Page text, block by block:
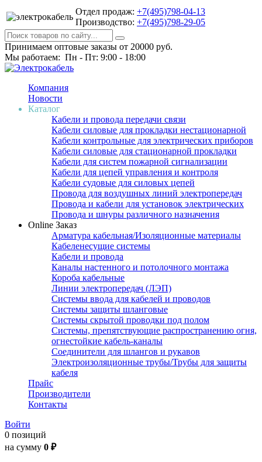
Отдел продаж: +7(495)798-04-13
Производство: +7(495)798-29-05
Принимаем оптовые заказы от 20000 руб.
Мы работаем: Пн - Пт: 9:00 - 18:00
Компания
Новости
Каталог
Кабели и провода передачи связи
Кабели силовые для прокладки нестационарной
Кабели контрольные для электрических приборов
Кабели силовые для стационарной прокладки
Кабели для систем пожарной сигнализации
Кабели для цепей управления и контроля
Кабели судовые для силовых цепей
Провода для воздушных линий электропередач
Провода и кабели для установок электрических
Провода и шнуры различного назначения
Online Заказ
Арматура кабельная/Изоляционные материалы
Кабеленесущие системы
Кабели и провода
Каналы настенного и потолочного монтажа
Короба кабельные
Линии электропередач (ЛЭП)
Системы ввода для кабелей и проводов
Системы защиты шланговые
Системы скрытой проводки под полом
Системы, препятствующие распространению огня,
огнестойкие кабель-каналы
Соединители для шлангов и рукавов
Электроизоляционные трубы/Трубы для защиты
кабеля
Прайс
Производители
Контакты
Войти
0 позиций
на сумму 0 ₽